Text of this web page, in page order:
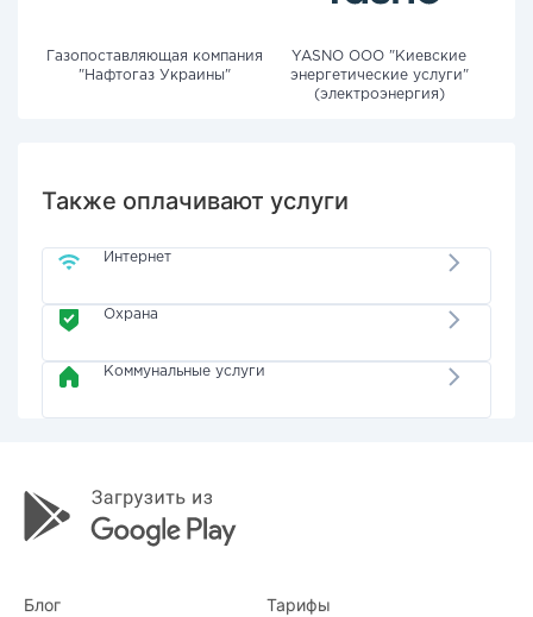
Газопоставляющая компания
"Нафтогаз Украины"
YASNO OOO "Киевские
энергетические услуги"
(электроэнергия)
Также оплачивают услуги
Интернет
Охрана
Коммунальные услуги
Блог Тарифы